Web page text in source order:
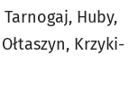
Huby,
Krzyki-